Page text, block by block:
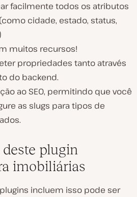
facilmente todos os atributos
cidade, estado, status,
muitos recursos!
propriedades tanto através
do backend.
ao SEO, permitindo que você
as slugs para tipos de
plugin
imobiliárias
incluem isso pode ser